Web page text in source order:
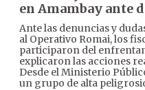
en Amambay ante
Ante las denuncias y
al Operativo Romai, los
participaron del
explicaron las acciones
Desde el Ministerio
un grupo de alta